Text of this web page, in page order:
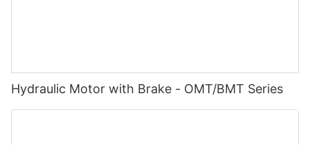
Hydraulic Motor with Brake - OMT/BMT Series